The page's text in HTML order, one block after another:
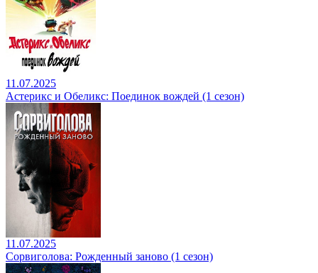
11.07.2025
Астерикс и Обеликс: Поединок вождей (1 сезон)
11.07.2025
Сорвиголова: Рожденный заново (1 сезон)